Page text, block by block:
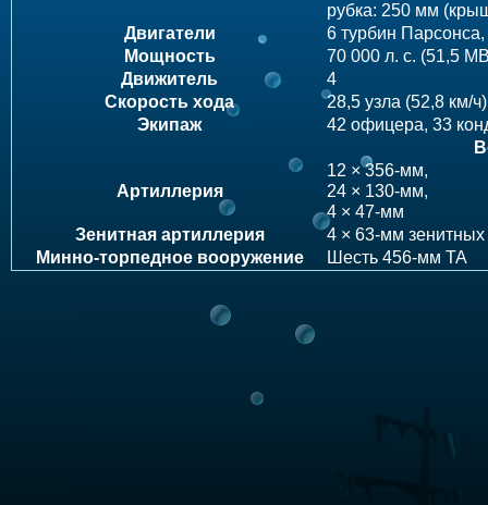
рубка: 250 мм
Двигатели
6 турбин
Мощность
70 000 л. с. (51,5
Движитель
4
Скорость хода
28,5 узла (52,8 км/ч)
Экипаж
42 офицера, 33
Артиллерия
12 × 356-мм,
24 × 130-мм,
4 × 47-мм
Зенитная артиллерия
4 × 63-мм
Минно-торпедное вооружение
Шесть 456-мм ТА